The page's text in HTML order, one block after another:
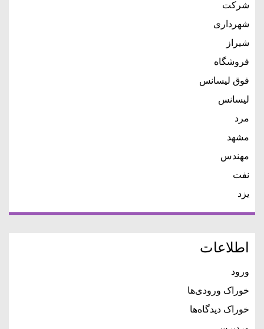
شرکت
شهرداری
شیراز
فروشگاه
فوق لیسانس
لیسانس
مرد
مشهد
مهندس
نفت
یزد
اطلاعات
ورود
خوراک ورودی‌ها
خوراک دیدگاه‌ها